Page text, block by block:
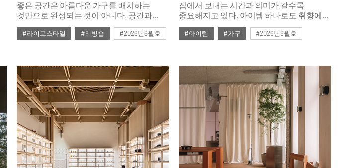
좋은 공간은 아름다운 가구를 배치하는
것만으로 완성되는 것이 아니다. 공간과
공간 사이의 흐름, 그 안에서의 경험까지
자연스럽게 연결될 때 비로소 완성된다.
#라이프스타일 #리빙숍 #2026년6월호
집에서 보내는 시간과 의미가 갈수록
중요해지고 있다. 아이템 하나로도 취향에
맞는 휴식 공간으로의 연출이 가능하다.
여덟 개 리빙 브랜드 아이템으로 살펴보는
#아이템 #가구 #2026년6월호